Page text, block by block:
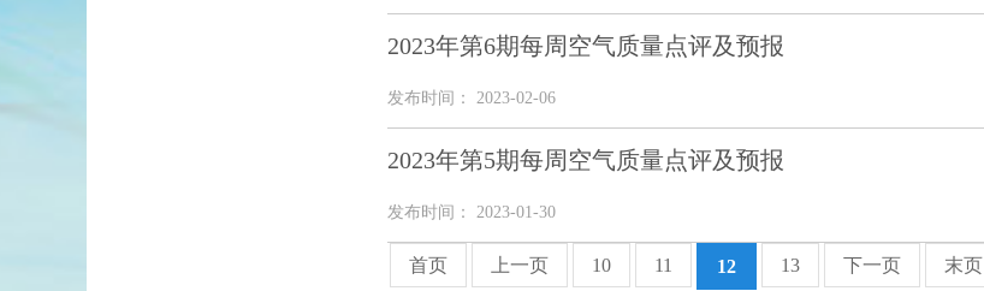
2023年第6期每周空气质量点评及预报
发布时间： 2023-02-06
2023年第5期每周空气质量点评及预报
发布时间： 2023-01-30
首页 上一页 10 11 12 13 下一页 末页